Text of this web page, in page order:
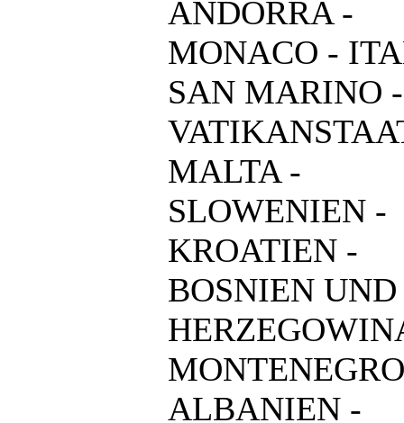
ANDORRA -
MONACO -
SAN MARINO -
MALTA -
SLOWENIEN -
KROATIEN -
BOSNIEN UND
ALBANIEN -